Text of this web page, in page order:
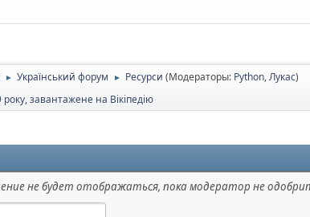
► Український форум ► Ресурси (Модераторы: Python,Лукас)
завантажене на Вікіпедію
не будет отображаться, пока модератор не